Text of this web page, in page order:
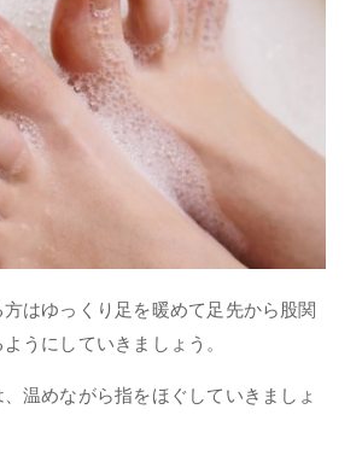
はゆっくり足を暖めて足先から股関
うにしていきましょう。
温めながら指をほぐしていきましょ